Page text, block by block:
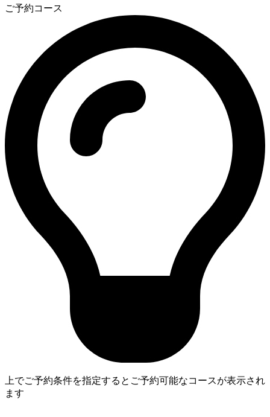
ご予約コース
上でご予約条件を指定するとご予約可能なコースが表示され
ます